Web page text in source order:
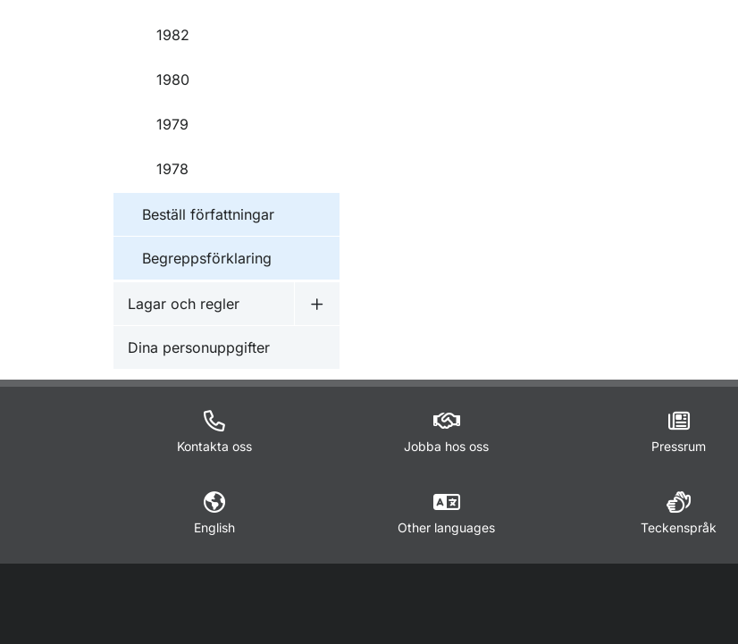
1982
1980
1979
1978
Beställ författningar
Begreppsförklaring
Lagar och regler
Undermeny för Lagar och regler
Dina personuppgifter
Kontakta oss Jobba hos oss Pressrum
English Other languages Teckenspråk